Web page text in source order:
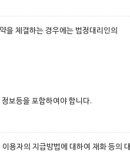
을 체결하는 경우에는 법정대리인의
보등을 포함하여야 합니다.
용자의 지급방법에 대하여 재화 등의 대